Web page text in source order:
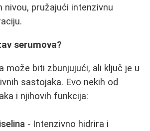
nivou, pružajući intenzivnu
serumova?
može biti zbunjujući, ali ključ je u
sastojaka. Evo nekih od
i njihovih funkcija:
- Intenzivno hidrira i